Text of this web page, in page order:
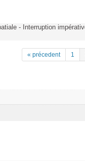
- Interruption
« précedent 1